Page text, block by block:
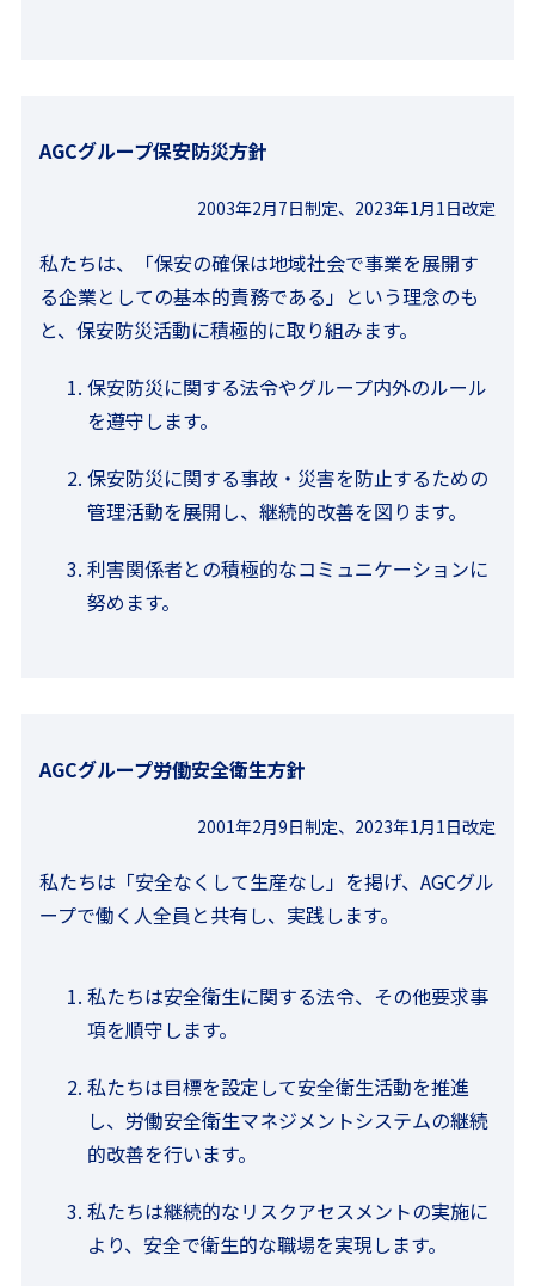
AGCグループ保安防災方針
2003年2月7日制定、2023年1月1日改定
私たちは、「保安の確保は地域社会で事業を展開す
る企業としての基本的責務である」という理念のも
と、保安防災活動に積極的に取り組みます。
保安防災に関する法令やグループ内外のルール
を遵守します。
保安防災に関する事故・災害を防止するための
管理活動を展開し、継続的改善を図ります。
利害関係者との積極的なコミュニケーションに
努めます。
AGCグループ労働安全衛生方針
2001年2月9日制定、2023年1月1日改定
私たちは「安全なくして生産なし」を掲げ、AGCグル
ープで働く人全員と共有し、実践します。
私たちは安全衛生に関する法令、その他要求事
項を順守します。
私たちは目標を設定して安全衛生活動を推進
し、労働安全衛生マネジメントシステムの継続
的改善を行います。
私たちは継続的なリスクアセスメントの実施に
より、安全で衛生的な職場を実現します。